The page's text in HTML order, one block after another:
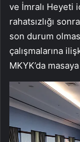
ve İmralı Heyeti
rahatsızlığı
son durum
çalışmalarına
MKYK’da